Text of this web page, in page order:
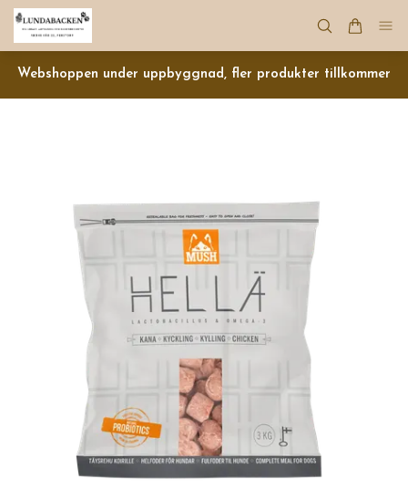
Webshoppen under uppbyggnad, fler produkter tillkommer